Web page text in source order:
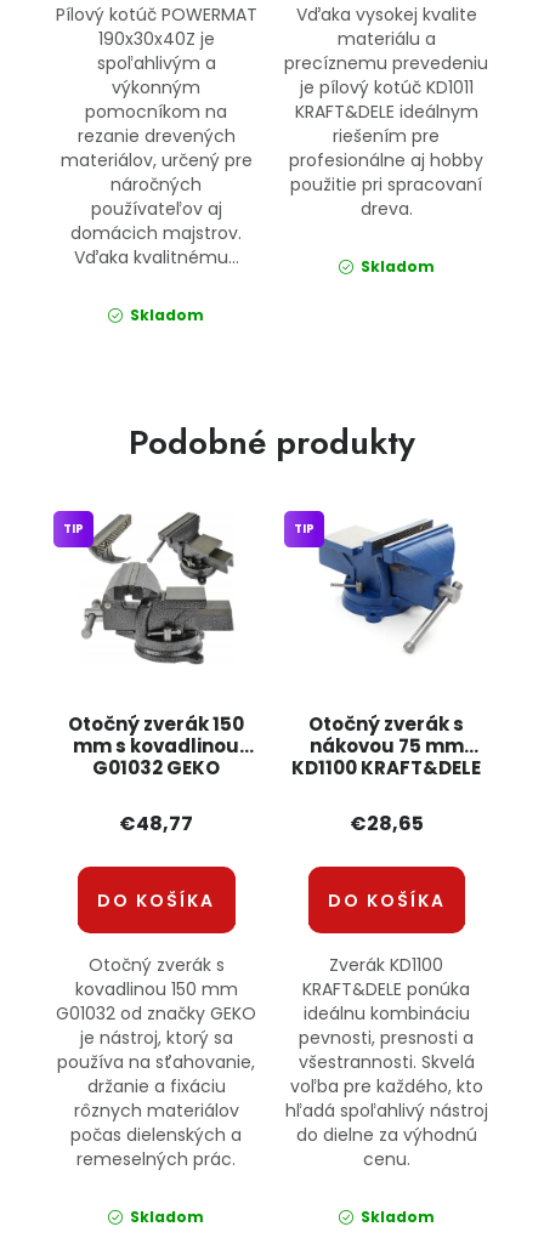
Pílový kotúč POWERMAT
190x30x40Z je
spoľahlivým a
výkonným
pomocníkom na
rezanie drevených
materiálov, určený pre
náročných
používateľov aj
domácich majstrov.
Vďaka kvalitnému...
Skladom
Vďaka vysokej kvalite
materiálu a
precíznemu prevedeniu
je pílový kotúč KD1011
KRAFT&DELE ideálnym
riešením pre
profesionálne aj hobby
použitie pri spracovaní
dreva.
Skladom
Podobné produkty
Otočný zverák 150
mm s kovadlinou
G01032 GEKO
TIP
€48,77
DO KOŠÍKA
Otočný zverák s
kovadlinou 150 mm
G01032 od značky GEKO
je nástroj, ktorý sa
používa na sťahovanie,
držanie a fixáciu
rôznych materiálov
počas dielenských a
remeselných prác.
Skladom
Otočný zverák s
nákovou 75 mm
KD1100 KRAFT&DELE
TIP
€28,65
DO KOŠÍKA
Zverák KD1100
KRAFT&DELE ponúka
ideálnu kombináciu
pevnosti, presnosti a
všestrannosti. Skvelá
voľba pre každého, kto
hľadá spoľahlivý nástroj
do dielne za výhodnú
cenu.
Skladom